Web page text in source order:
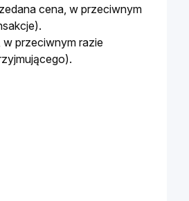
cena, w przeciwnym
przeciwnym razie